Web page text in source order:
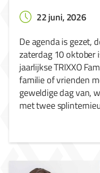
22 juni, 2026
De agenda is gezet,
zaterdag 10 oktober
jaarlijkse TRIXXO
familie of vrienden
geweldige dag van,
met twee